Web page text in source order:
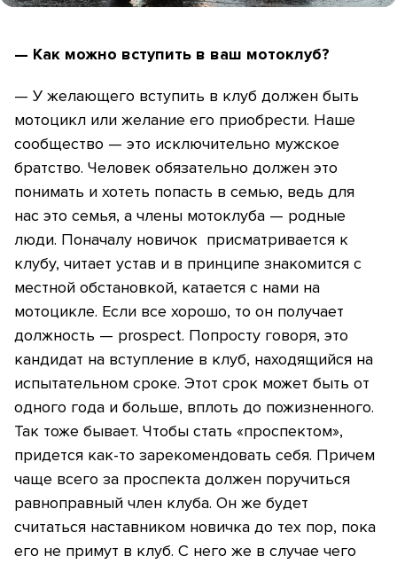
— Как можно вступить в ваш мотоклуб?
— У желающего вступить в клуб должен быть
мотоцикл или желание его приобрести. Наше
сообщество — это исключительно мужское
братство. Человек обязательно должен это
понимать и хотеть попасть в семью, ведь для
нас это семья, а члены мотоклуба — родные
люди. Поначалу новичок присматривается к
клубу, читает устав и в принципе знакомится с
местной обстановкой, катается с нами на
мотоцикле. Если все хорошо, то он получает
должность — prospect. Попросту говоря, это
кандидат на вступ­ление в клуб, находящийся на
испытатель­ном сроке. Этот срок может быть от
одного года и больше, вплоть до пожизненного.
Так тоже бывает. Чтобы стать «проспектом»,
придется как-то зарекомен­довать себя. Причем
чаще всего за проспекта должен поручиться
равноправный член клуба. Он же будет
считаться наставником новичка до тех пор, пока
его не примут в клуб. С него же в случае чего